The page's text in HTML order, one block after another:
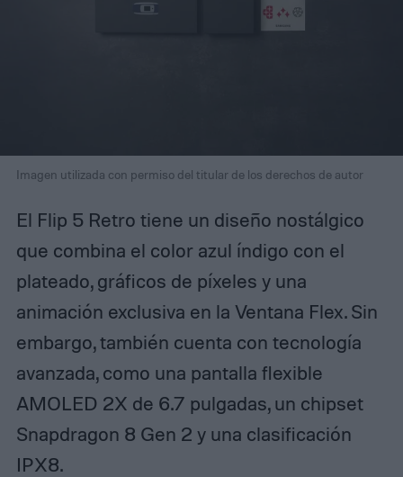
Imagen utilizada con permiso del titular de los derechos de autor
El Flip 5 Retro tiene un diseño nostálgico
que combina el color azul índigo con el
plateado, gráficos de píxeles y una
animación exclusiva en la Ventana Flex. Sin
embargo, también cuenta con tecnología
avanzada, como una pantalla flexible
AMOLED 2X de 6.7 pulgadas, un chipset
Snapdragon 8 Gen 2 y una clasificación
IPX8.